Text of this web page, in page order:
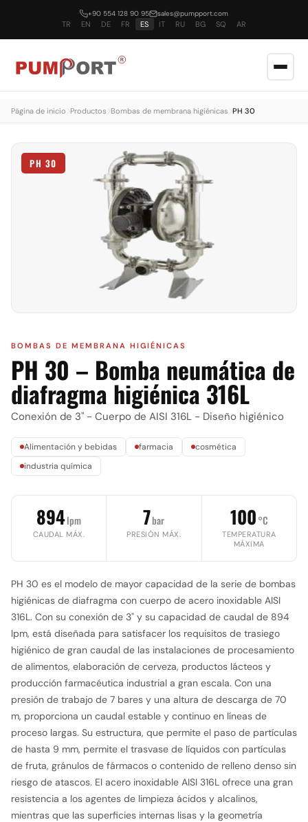
+90 554 128 90 95 sales@pumpport.com
TR EN DE FR ES IT RU BG SQ AR
Página de inicio Productos Bombas de membrana higiénicas PH 30
PH 30
BOMBAS DE MEMBRANA HIGIÉNICAS
PH 30 – Bomba neumática de
diafragma higiénica 316L
Conexión de 3" - Cuerpo de AISI 316L - Diseño higiénico
Alimentación y bebidas farmacia
cosmética
industria química
894lpm
CAUDAL MÁX.
7bar
PRESIÓN MÁX.
100°C
TEMPERATURA
MÁXIMA
PH 30 es el modelo de mayor capacidad de la serie de bombas
higiénicas de diafragma con cuerpo de acero inoxidable AISI
316L. Con su conexión de 3" y su capacidad de caudal de 894
lpm, está diseñada para satisfacer los requisitos de trasiego
higiénico de gran caudal de las instalaciones de procesamiento
de alimentos, elaboración de cerveza, productos lácteos y
producción farmacéutica industrial a gran escala. Con una
presión de trabajo de 7 bares y una altura de descarga de 70
m, proporciona un caudal estable y continuo en líneas de
proceso largas. Su estructura, que permite el paso de partículas
de hasta 9 mm, permite el trasvase de líquidos con partículas
de fruta, gránulos de fármacos o contenido de relleno denso sin
riesgo de atascos. El acero inoxidable AISI 316L ofrece una gran
resistencia a los agentes de limpieza ácidos y alcalinos,
mientras que las superficies internas lisas y la geometría